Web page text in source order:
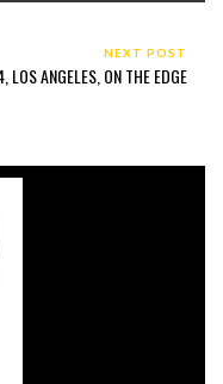
NEXT POST
LOS ANGELES, ON THE EDGE